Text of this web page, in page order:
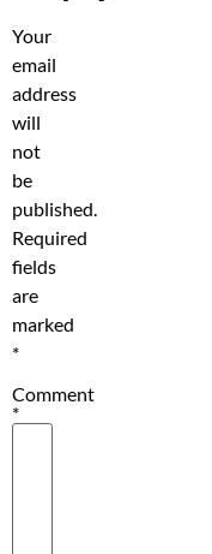
Your
email
address
will
not
be
published.
Required
fields
are
marked
*
Comment
*